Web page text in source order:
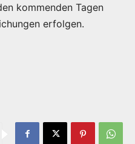
kommenden Tagen
erfolgen.